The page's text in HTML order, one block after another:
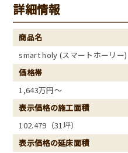
詳細情報
商品名
smart holy (スマートホーリー)
価格帯
1,643万円～
表示価格の施工面積
102.479（31坪）
表示価格の延床面積